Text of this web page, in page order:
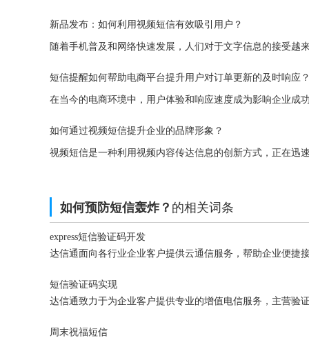
新品发布：如何利用视频短信有效吸引用户？
短信提醒如何帮助电商平台提升用户对订单更新的及时响应？
如何通过视频短信提升企业的品牌形象？
如何预防短信轰炸？的相关词条
express短信验证码开发
短信验证码实现
周末祝福短信